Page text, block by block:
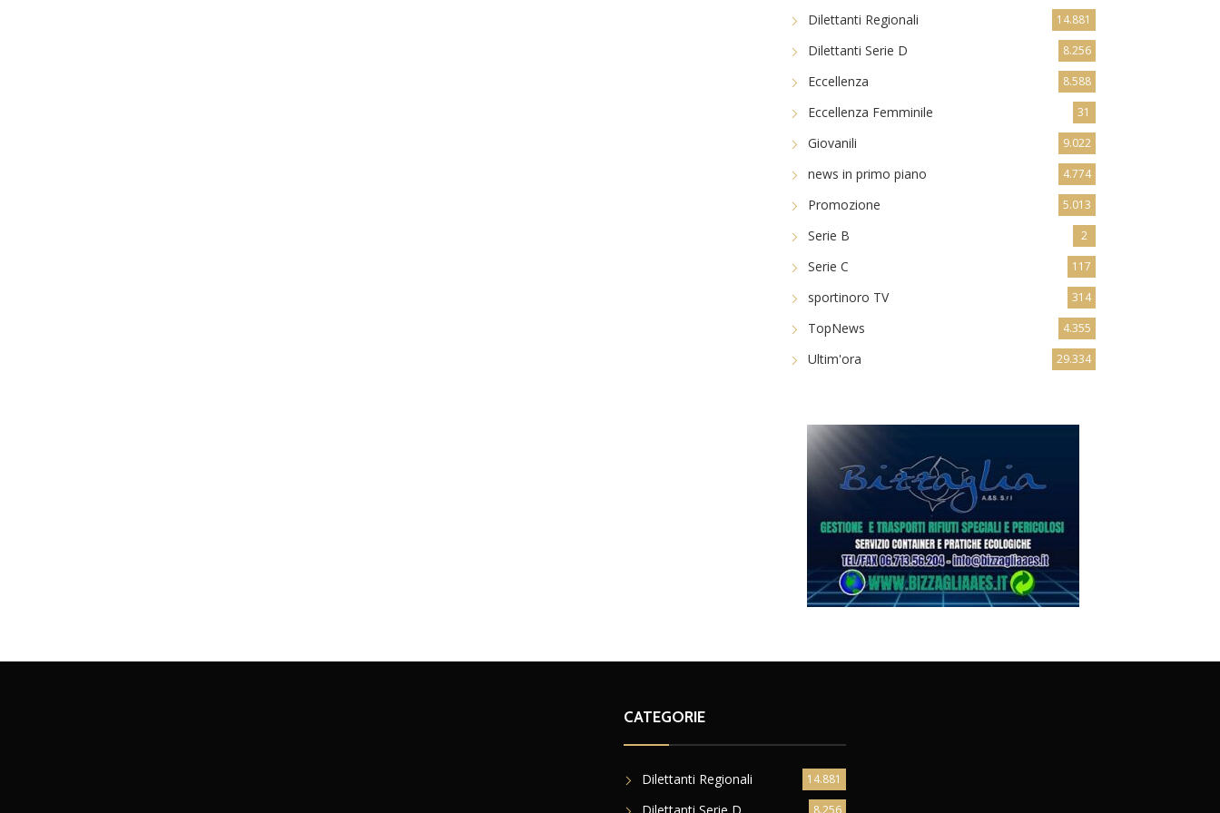
Dilettanti Regionali 14.881
Dilettanti Serie D 8.256
Eccellenza 8.588
Eccellenza Femminile 31
Giovanili 9.022
news in primo piano 4.774
Promozione 5.013
Serie B 2
Serie C 117
sportinoro TV 314
TopNews 4.355
Ultim'ora 29.334
CATEGORIE
Dilettanti Regionali 14.881
8.256